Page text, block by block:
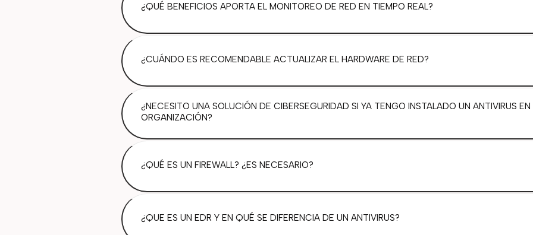
¿QUÉ BENEFICIOS APORTA EL MONITOREO DE RED EN TIEMPO REAL?
¿CUÁNDO ES RECOMENDABLE ACTUALIZAR EL HARDWARE DE RED?
¿NECESITO UNA SOLUCIÓN DE CIBERSEGURIDAD SI YA TENGO INSTALADO UN ANTIVIRUS EN
ORGANIZACIÓN?
¿QUÉ ES UN FIREWALL? ¿ES NECESARIO?
¿QUE ES UN EDR Y EN QUÉ SE DIFERENCIA DE UN ANTIVIRUS?